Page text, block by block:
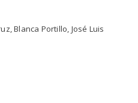
Blanca Portillo, José Luis